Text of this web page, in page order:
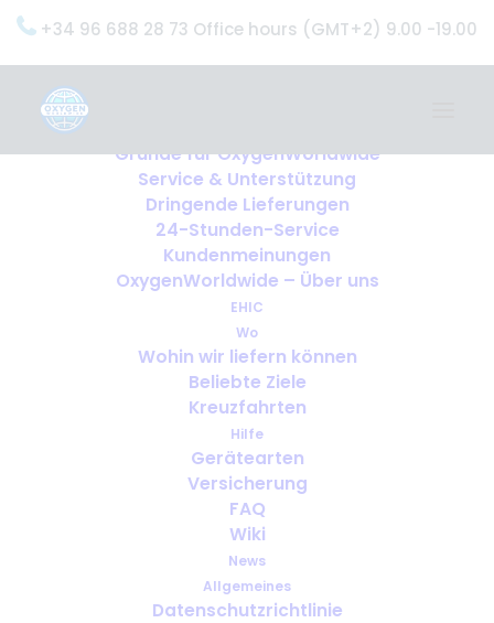
+34 96 688 28 73 Office hours (GMT+2) 9.00 -19.00
Gründe für OxygenWorldwide
Service & Unterstützung
Dringende Lieferungen
24-Stunden-Service
Kundenmeinungen
OxygenWorldwide – Über uns
EHIC
Wo
Wohin wir liefern können
Beliebte Ziele
Kreuzfahrten
Hilfe
Gerätearten
Versicherung
FAQ
Wiki
News
Allgemeines
Datenschutzrichtlinie
Des difficultés à respirer ?
Dois-je continuer à travailler...
OKTOBER 28, 2023 | IN